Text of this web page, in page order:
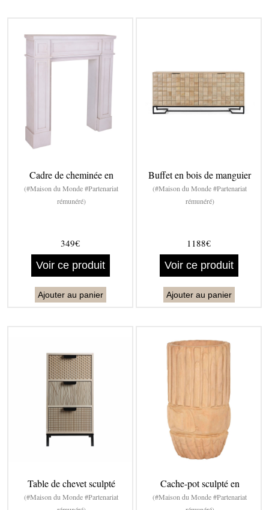
Cadre de cheminée en
(#Maison du Monde #Partenariat
rémunéré)
349€
Voir ce produit
Ajouter au panier
Buffet en bois de manguier
(#Maison du Monde #Partenariat
rémunéré)
1188€
Voir ce produit
Ajouter au panier
Table de chevet sculpté
(#Maison du Monde #Partenariat
Cache-pot sculpté en
(#Maison du Monde #Partenariat